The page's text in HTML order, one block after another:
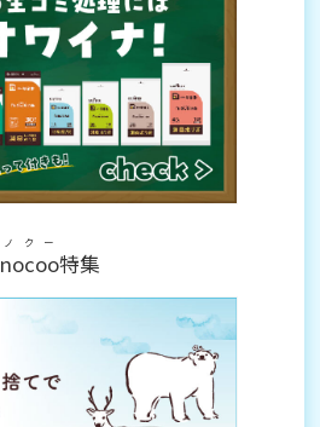
nocoo
ノクー
特集